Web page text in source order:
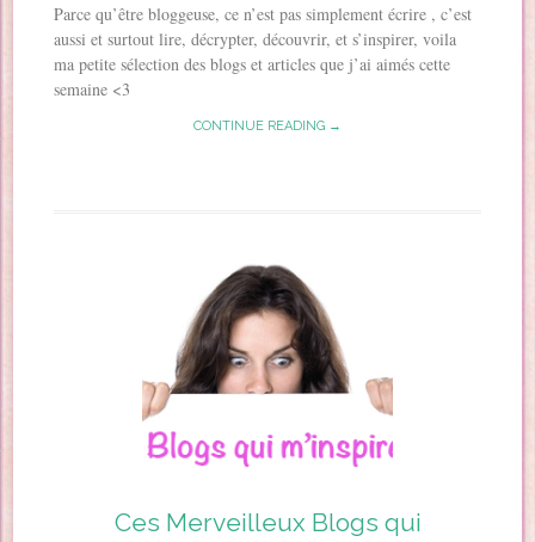
Parce qu’être bloggeuse, ce n’est pas simplement écrire , c’est
aussi et surtout lire, décrypter, découvrir, et s’inspirer, voila
ma petite sélection des blogs et articles que j’ai aimés cette
semaine <3
CONTINUE READING →
Ces Merveilleux Blogs qui